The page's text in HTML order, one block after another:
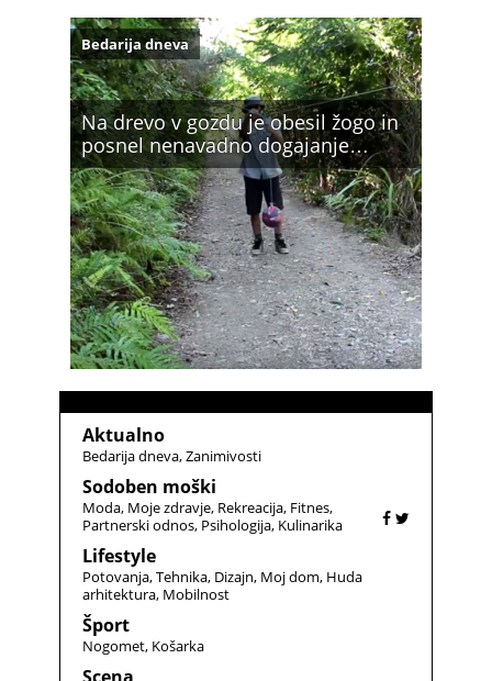
Na drevo v gozdu je obesil žogo in
posnel nenavadno dogajanje…
Bedarija dneva
Aktualno
Bedarija dneva Zanimivosti
Sodoben moški
Moda Moje zdravje Rekreacija Fitnes
Partnerski odnos Psihologija Kulinarika
Lifestyle
Potovanja Tehnika Dizajn Moj dom Huda
arhitektura Mobilnost
Šport
Nogomet Košarka